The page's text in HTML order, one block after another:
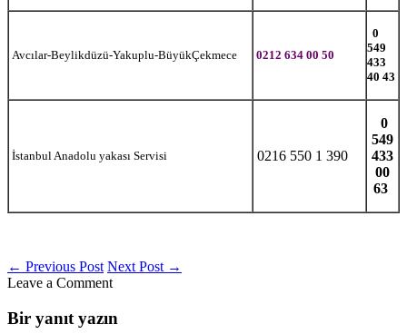
Avcılar-Beylikdüzü-Yakuplu-BüyükÇekmece 0212 634 00 50
0
549
433
40 43
İstanbul Anadolu yakası Servisi 0216 550 1 390
0
549
433
00
63
← Previous Post Next Post →
Leave a Comment
Bir yanıt yazın